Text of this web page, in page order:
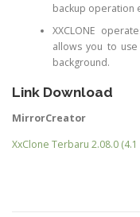
backup operation
XXCLONE
allows you to
background.
Link Download
MirrorCreator
XxClone Terbaru 2.08.0 (4.1